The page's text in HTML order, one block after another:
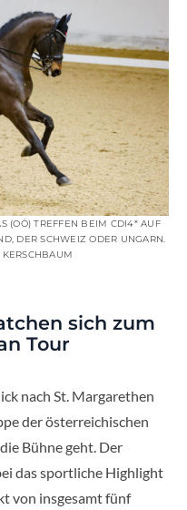
(OÖ) TREFFEN BEIM CDI4* AUF
DER SCHWEIZ ODER UNGARN.
sich zum
Tour
nach St. Margarethen
der österreichischen
Bühne geht. Der
das sportliche Highlight
von insgesamt fünf